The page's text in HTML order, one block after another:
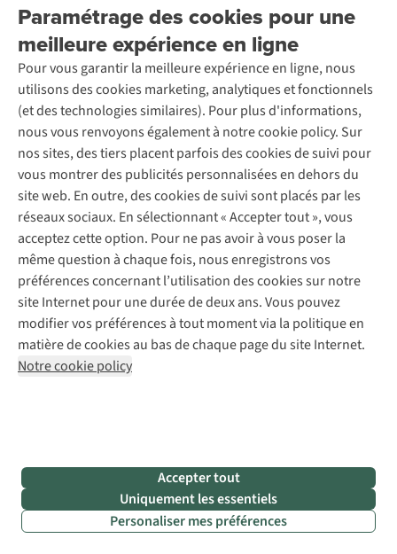
des
gants
pour
vos
enfants.
Une
fois
que
les
vacances
sont
finies,
vous
ne
devez
donc
pas
les
Paramétrage des cookies pour une
meilleure expérience en ligne
Pour vous garantir la meilleure expérience en ligne, nous
utilisons des cookies marketing, analytiques et fonctionnels
(et des technologies similaires). Pour plus d'informations,
nous vous renvoyons également à notre cookie policy. Sur
nos sites, des tiers placent parfois des cookies de suivi pour
vous montrer des publicités personnalisées en dehors du
site web. En outre, des cookies de suivi sont placés par les
réseaux sociaux. En sélectionnant « Accepter tout », vous
acceptez cette option. Pour ne pas avoir à vous poser la
même question à chaque fois, nous enregistrons vos
préférences concernant l’utilisation des cookies sur notre
site Internet pour une durée de deux ans. Vous pouvez
modifier vos préférences à tout moment via la politique en
matière de cookies au bas de chaque page du site Internet.
Notre cookie policy
Accepter tout
Uniquement les essentiels
Personaliser mes préférences